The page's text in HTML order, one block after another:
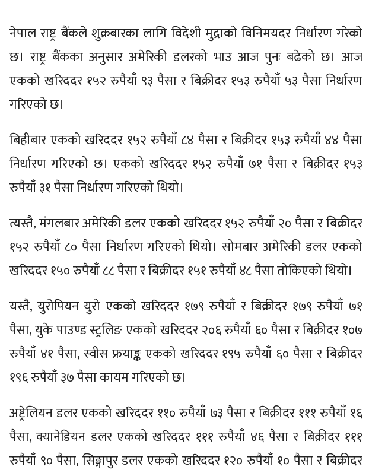
नेपाल राष्ट्र बैंकले शुक्रबारका लागि विदेशी मुद्राको विनिमयदर निर्धारण गरेको
छ। राष्ट्र बैंकका अनुसार अमेरिकी डलरको भाउ आज पुनः बढेको छ। आज
एकको खरिददर १५२ रुपैयाँ ९३ पैसा र बिक्रीदर १५३ रुपैयाँ ५३ पैसा निर्धारण
गरिएको छ।
बिहीबार एकको खरिददर १५२ रुपैयाँ ८४ पैसा र बिक्रीदर १५३ रुपैयाँ ४४ पैसा
निर्धारण गरिएको छ। एकको खरिददर १५२ रुपैयाँ ७१ पैसा र बिक्रीदर १५३
रुपैयाँ ३१ पैसा निर्धारण गरिएको थियो।
त्यस्तै, मंगलबार अमेरिकी डलर एकको खरिददर १५२ रुपैयाँ २० पैसा र बिक्रीदर
१५२ रुपैयाँ ८० पैसा निर्धारण गरिएको थियो। सोमबार अमेरिकी डलर एकको
खरिददर १५० रुपैयाँ ८८ पैसा र बिक्रीदर १५१ रुपैयाँ ४८ पैसा तोकिएको थियो।
यस्तै, युरोपियन युरो एकको खरिददर १७९ रुपैयाँ र बिक्रीदर १७९ रुपैयाँ ७१
पैसा, युके पाउण्ड स्ट्रलिङ एकको खरिददर २०६ रुपैयाँ ६० पैसा र बिक्रीदर १०७
रुपैयाँ ४१ पैसा, स्वीस फ्रयाङ्क एकको खरिददर १९५ रुपैयाँ ६० पैसा र बिक्रीदर
१९६ रुपैयाँ ३७ पैसा कायम गरिएको छ।
अष्ट्रेलियन डलर एकको खरिददर ११० रुपैयाँ ७३ पैसा र बिक्रीदर १११ रुपैयाँ १६
पैसा, क्यानेडियन डलर एकको खरिददर १११ रुपैयाँ ४६ पैसा र बिक्रीदर १११
रुपैयाँ ९० पैसा, सिङ्गापुर डलर एकको खरिददर १२० रुपैयाँ १० पैसा र बिक्रीदर